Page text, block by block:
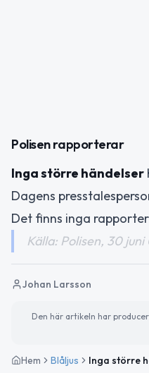
Polisen rapporterar
Inga större händelser
Dagens
Det finns inga
Källa: Polisen, 30
Johan Larsson
Den här artikeln har
Hem Blåljus